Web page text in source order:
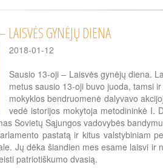
LAISVĖS GYNĖJŲ DIENA
2018-01-12
Sausio 13-oji – Laisvės gynėjų diena.
metus sausio 13-oji buvo juoda, tamsi
mokyklos bendruomenė dalyvavo
vedė istorijos mokytoja metodininkė I.
Sovietų Sąjungos vadovybės
pastatą ir kitus valstybiniam
Jų dėka šiandien mes esame laisvi
patriotiškumo dvasią.